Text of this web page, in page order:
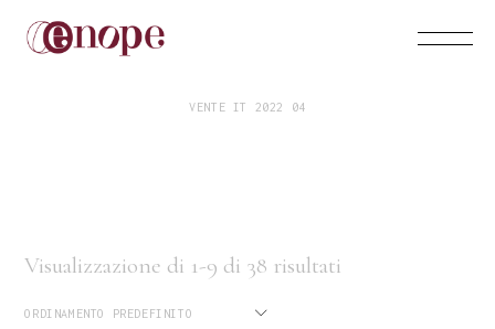
VENTE IT 2022 04
Visualizzazione di 1-9 di 38 risultati
ORDINAMENTO PREDEFINITO